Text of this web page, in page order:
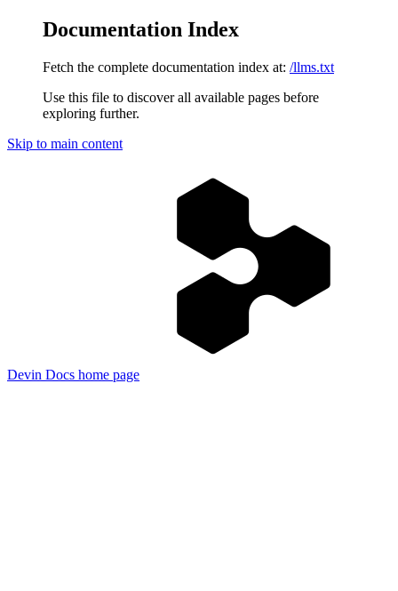
Documentation Index
Fetch the complete documentation index at: /llms.txt
Use this file to discover all available pages before
exploring further.
Skip to main content
Devin Docs home page